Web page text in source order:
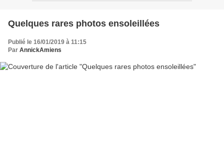
Quelques rares photos ensoleillées
Publié le 16/01/2019 à 11:15
Par AnnickAmiens